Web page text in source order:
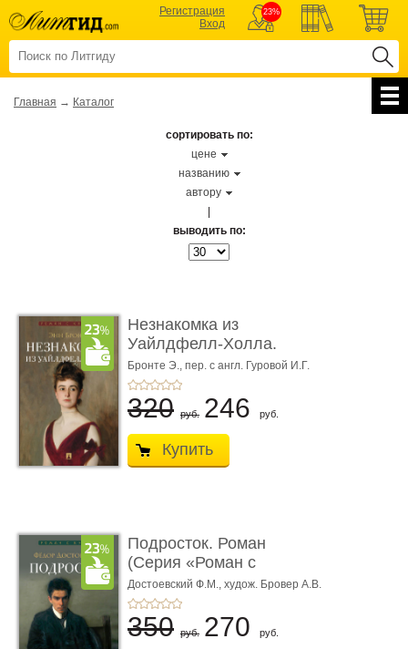
Регистрация
Вход
23%
Главная → Каталог
сортировать по:
цене
названию
автору
выводить по:
Незнакомка из
Уайлдфелл-Холла.
Роман (Серия «Р� ...
Бронте Э., пер. с англ. Гуровой И.Г.
320 руб. 246 руб.
Купить
Подросток. Роман
(Серия «Роман с
книгой»)
Достоевский Ф.М., худож. Бровер А.В.
350 руб. 270 руб.